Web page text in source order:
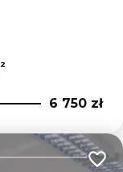
2
6 750 zł